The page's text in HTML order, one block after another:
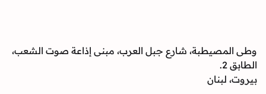
وطى المصيطبة، شارع جبل العرب، مبنى إذاعة صوت الشعب،
الطابق 2.
بيروت، لبنان